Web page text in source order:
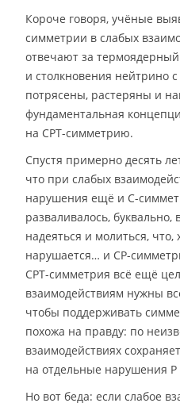
Короче говоря, учёные
симметрии в слабых
отвечают за
и столкновения нейтрино
потрясены, растеряны и
фундаментальная
на CPT-симметрию.
Спустя примерно десять
что при слабых
нарушения ещё и С-
разваливалось,
надеяться и молиться, что,
нарушается… и СР-
СРТ-симметрия всё ещё
взаимодействиям нужны
чтобы поддерживать
похожа на правду: по
взаимодействиях
на отдельные нарушения P
Но вот беда: если слабое